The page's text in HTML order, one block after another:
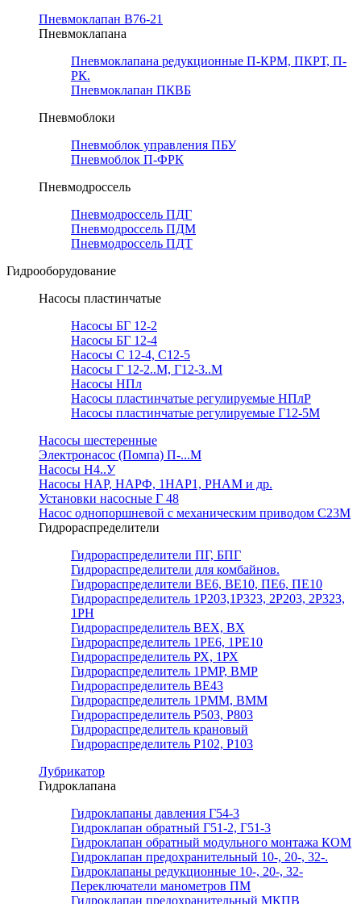
Пневмоклапан В76-21
Пневмоклапана
Пневмоклапана редукционные П-КРМ, ПКРТ, П-
РК.
Пневмоклапан ПКВБ
Пневмоблоки
Пневмоблок управления ПБУ
Пневмоблок П-ФРК
Пневмодроссель
Пневмодроссель ПДГ
Пневмодроссель ПДМ
Пневмодроссель ПДТ
Гидрооборудование
Насосы пластинчатые
Насосы БГ 12-2
Насосы БГ 12-4
Насосы С 12-4, С12-5
Насосы Г 12-2..М, Г12-3..М
Насосы НПл
Насосы пластинчатые регулируемые НПлР
Насосы пластинчатые регулируемые Г12-5М
Насосы шестеренные
Электронасос (Помпа) П-...М
Насосы Н4..У
Насосы НАР, НАРФ, 1НАР1, РНАМ и др.
Установки насосные Г 48
Насос однопоршневой с механическим приводом С23М
Гидрораспределители
Гидрораспределители ПГ, БПГ
Гидрораспределители для комбайнов.
Гидрораспределители ВЕ6, ВЕ10, ПЕ6, ПЕ10
Гидрораспределитель 1Р203,1Р323, 2Р203, 2Р323,
1РН
Гидрораспределитель ВЕХ, ВХ
Гидрораспределитель 1РЕ6, 1РЕ10
Гидрораспределитель РХ, 1РХ
Гидрораспределитель 1РМР, ВМР
Гидрораспределитель ВЕ43
Гидрораспределитель 1РММ, ВММ
Гидрораспределитель Р503, Р803
Гидрораспределитель крановый
Гидрораспределитель Р102, Р103
Лубрикатор
Гидроклапана
Гидроклапаны давления Г54-3
Гидроклапан обратный Г51-2, Г51-3
Гидроклапан обратный модульного монтажа КОМ
Гидроклапан предохранительный 10-, 20-, 32-.
Гидроклапаны редукционные 10-, 20-, 32-
Переключатели манометров ПМ
Гидроклапан предохранительный МКПВ